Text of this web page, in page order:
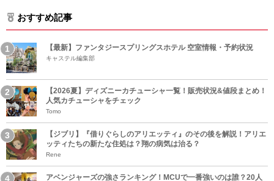
おすすめ記事
【最新】ファンタジースプリングスホテル 空室情報・予約状況
キャステル編集部
【2026夏】ディズニーカチューシャ一覧！販売状況&値段まとめ！
人気カチューシャをチェック
Tomo
【ジブリ】『借りぐらしのアリエッティ』のその後を解説！アリエ
ッティたちの新たな住処は？翔の病気は治る？
Rene
アベンジャーズの強さランキング！MCUで一番強いのは誰？20人